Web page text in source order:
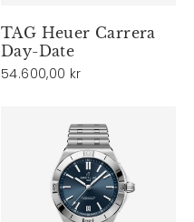
TAG Heuer Carrera
Day-Date
54.600,00 kr